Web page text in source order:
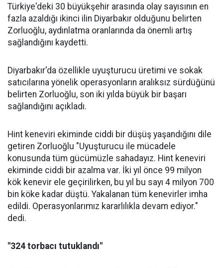
Türkiye'deki 30 büyükşehir arasında olay sayısının en
fazla azaldığı ikinci ilin Diyarbakır olduğunu belirten
Zorluoğlu, aydınlatma oranlarında da önemli artış
sağlandığını kaydetti.
Diyarbakır'da özellikle uyuşturucu üretimi ve sokak
satıcılarına yönelik operasyonların aralıksız sürdüğünü
belirten Zorluoğlu, son iki yılda büyük bir başarı
sağlandığını açıkladı.
Hint keneviri ekiminde ciddi bir düşüş yaşandığını dile
getiren Zorluoğlu "Uyuşturucu ile mücadele
konusunda tüm gücümüzle sahadayız. Hint keneviri
ekiminde ciddi bir azalma var. İki yıl önce 99 milyon
kök kenevir ele geçirilirken, bu yıl bu sayı 4 milyon 700
bin köke kadar düştü. Yakalanan tüm kenevirler imha
edildi. Operasyonlarımız kararlılıkla devam ediyor."
dedi.
"324 torbacı tutuklandı"